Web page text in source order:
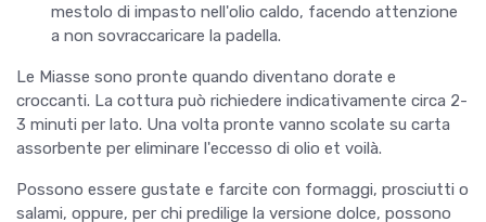
mestolo di impasto nell'olio caldo, facendo attenzione
a non sovraccaricare la padella.
Le Miasse sono pronte quando diventano dorate e
croccanti. La cottura può richiedere indicativamente circa 2-
3 minuti per lato. Una volta pronte vanno scolate su carta
assorbente per eliminare l'eccesso di olio et voilà.
Possono essere gustate e farcite con formaggi, prosciutti o
salami, oppure, per chi predilige la versione dolce, possono